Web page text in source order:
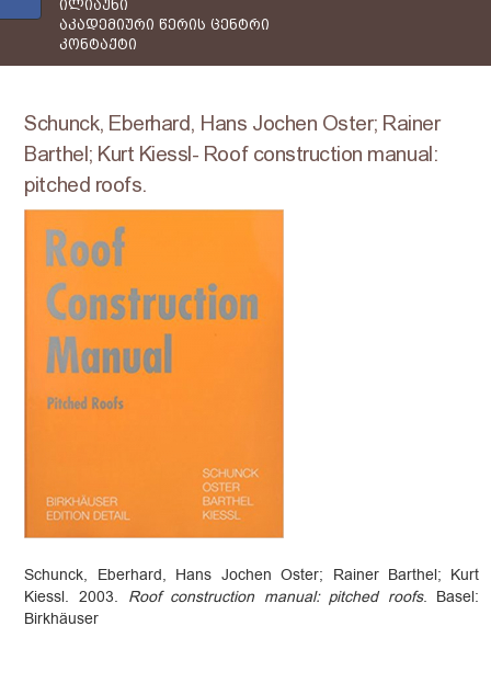
ილიაუნი
აკადემიური წერის ცენტრი
კონტაქტი
Schunck, Eberhard, Hans Jochen Oster; Rainer
Barthel; Kurt Kiessl- Roof construction manual:
pitched roofs.
Schunck, Eberhard, Hans Jochen Oster; Rainer Barthel; Kurt
Kiessl. 2003. Roof construction manual: pitched roofs. Basel:
Birkhäuser